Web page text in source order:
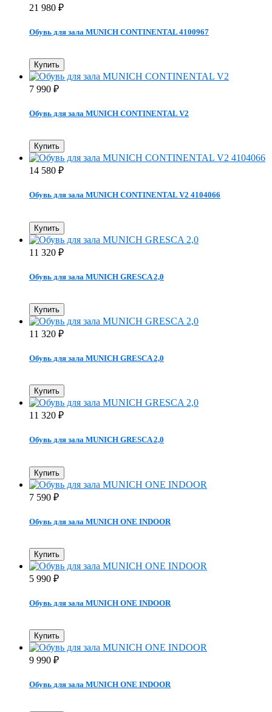
21 980 ₽
Обувь для зала MUNICH CONTINENTAL 4100967
Купить
7 990 ₽
Обувь для зала MUNICH CONTINENTAL V2
Купить
14 580 ₽
Обувь для зала MUNICH CONTINENTAL V2 4104066
Купить
11 320 ₽
Обувь для зала MUNICH GRESCA 2,0
Купить
11 320 ₽
Обувь для зала MUNICH GRESCA 2,0
Купить
11 320 ₽
Обувь для зала MUNICH GRESCA 2,0
Купить
7 590 ₽
Обувь для зала MUNICH ONE INDOOR
Купить
5 990 ₽
Обувь для зала MUNICH ONE INDOOR
Купить
9 990 ₽
Обувь для зала MUNICH ONE INDOOR